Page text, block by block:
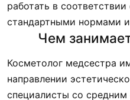
работать в
стандартными нормами
Чем
Косметолог медсестра
направлении
специалисты со средним